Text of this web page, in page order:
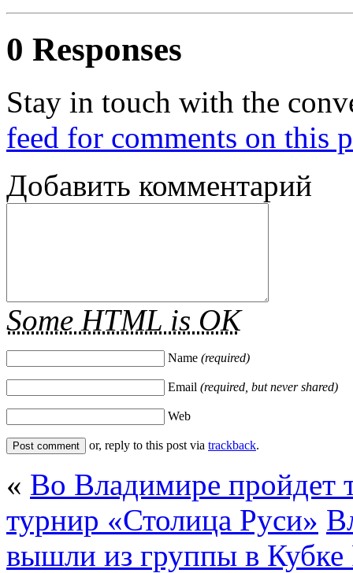
0 Responses
Stay in touch with the
feed for comments on this
Добавить комментарий
Some HTML is OK
Name (required)
Email (required, but never shared)
Web
or, reply to this post via trackback.
« Во Владимире пройдет
турнир «Столица Руси»
вышли из группы в Кубке